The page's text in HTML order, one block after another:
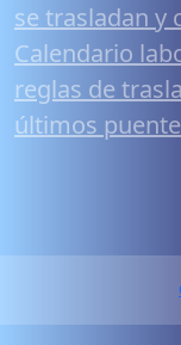
se trasladan y
Calendario
reglas de
últimos